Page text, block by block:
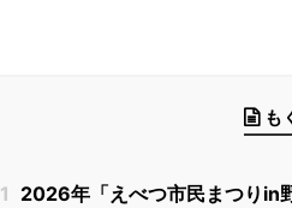
も
1 2026年「えべつ市民まつりin